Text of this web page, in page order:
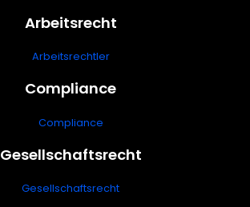
Arbeitsrecht
Arbeitsrechtler
Compliance
Compliance
Gesellschaftsrecht
Gesellschaftsrecht